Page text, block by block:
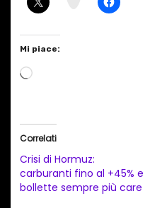
Mi piace:
C
a
m
Correlati
Crisi di Hormuz:
carburanti fino al +45% e
bollette sempre più care